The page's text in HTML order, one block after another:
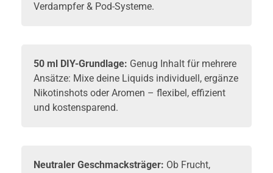
Verdampfer & Pod-Systeme.
50 ml DIY-Grundlage: Genug Inhalt für mehrere
Ansätze: Mixe deine Liquids individuell, ergänze
Nikotinshots oder Aromen – flexibel, effizient
und kostensparend.
Neutraler Geschmacksträger: Ob Frucht,